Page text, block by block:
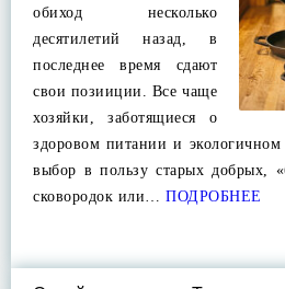
обиход несколько
десятилетий назад, в
последнее время сдают
свои позииции. Все чаще
хозяйки, заботящиеся о
здоровом питании и
выбор в пользу старых добрых,
сковородок или… ПОДРОБНЕЕ